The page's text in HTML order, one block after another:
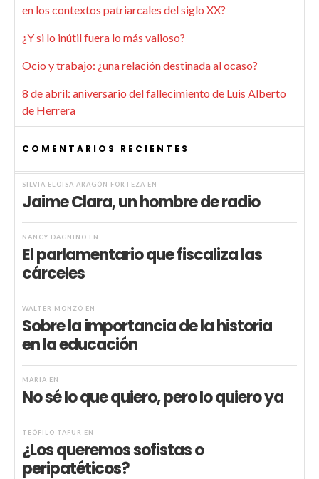
en los contextos patriarcales del siglo XX?
¿Y si lo inútil fuera lo más valioso?
Ocio y trabajo: ¿una relación destinada al ocaso?
8 de abril: aniversario del fallecimiento de Luis Alberto
de Herrera
COMENTARIOS RECIENTES
SILVIA ELOISA ARAGÓN FORTEZA EN
Jaime Clara, un hombre de radio
NANCY DAGNINO EN
El parlamentario que fiscaliza las
cárceles
WALTER MONZÓ EN
Sobre la importancia de la historia
en la educación
MARIA EN
No sé lo que quiero, pero lo quiero ya
TEÓFILO TAFUR EN
¿Los queremos sofistas o
peripatéticos?